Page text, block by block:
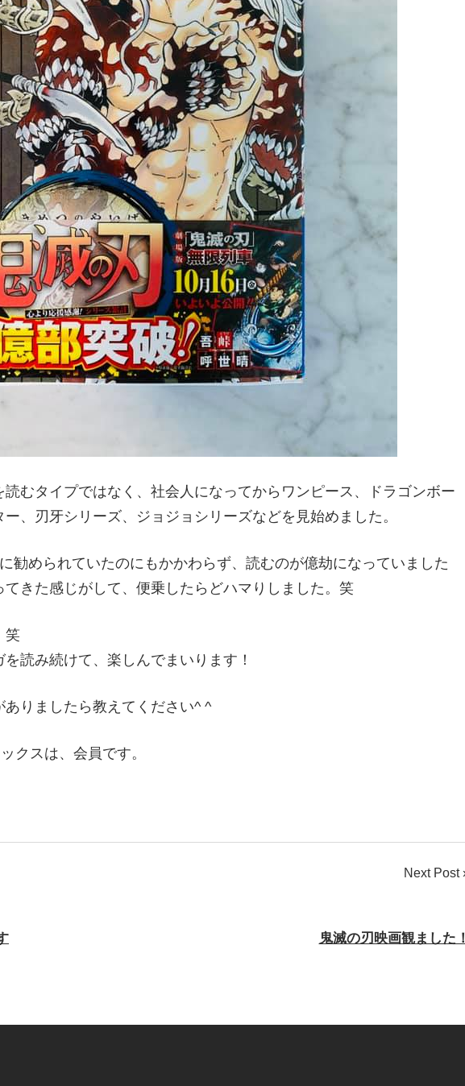
むタイプではなく、社会人になってからワンピース、ドラゴンボー
、刃牙シリーズ、ジョジョシリーズなどを見始めました。
勧められていたのにもかかわらず、読むのが億劫になっていました
きた感じがして、便乗したらどハマりしました。笑
笑
読み続けて、楽しんでまいります！
りましたら教えてください^ ^
クスは、会員です。
Next Post
鬼滅の刃映画観ました！